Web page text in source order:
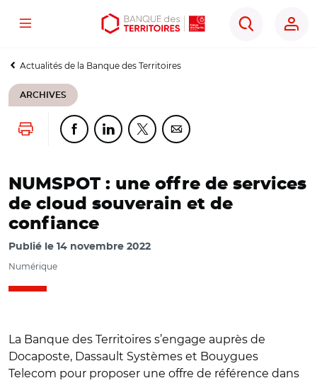
Aller
contenu
Aller
menu
Ouvrir
outils
Menu
Rechercher
Actualités de la Banque des Territoires
ARCHIVES
Lancer l'impressionPartager cette page sur Facebook
Partager cette page sur Linkedin
Partager cette page sur Twitter
Partager cette page sur
NUMSPOT : une offre de services
de cloud souverain et de
confiance
Publié le 14 novembre 2022
Numérique
La Banque des Territoires s’engage auprès de
Docaposte, Dassault Systèmes et Bouygues
Telecom pour proposer une offre de référence dans